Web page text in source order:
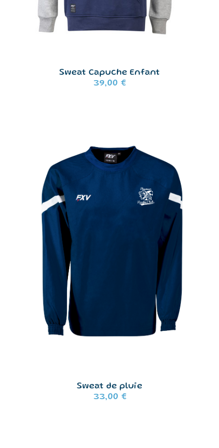
Sweat Capuche Enfant
39,00 €
Sweat de pluie
33,00 €